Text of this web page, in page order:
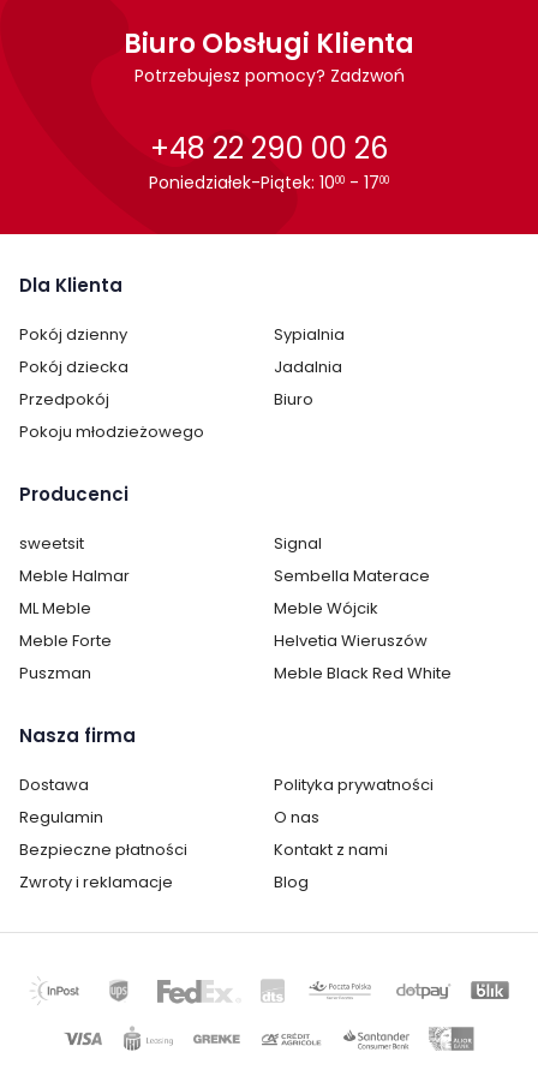
materiał - tkanina welurowa
szerokość fotela - 75 cm
wysokość fotela - 98 cm
30 dni na zwrot bez podania przyczyny
Wykonanie
wytrzymała tkanina welurowa
Montaż
Fotel Forest jest oryginalnie zapakowany w paczkach wraz z
instrukcją obsługi do samodzielnego montażu. Montaż trwa ok.
Inne kolory
Cechy charakterystyczne
Szerokość: 75 cm
Zagłówek: tak
Biuro Obsługi Klienta
Potrzebujesz pomocy? Zadzwoń
+48 22 290 00 26
Poniedziałek-Piątek: 1000 - 1700
Dla Klienta
Pokój dzienny
Sypialnia
Pokój dziecka
Jadalnia
Przedpokój
Biuro
Pokoju młodzieżowego
Producenci
sweetsit
Signal
Meble Halmar
Sembella Materace
ML Meble
Meble Wójcik
Meble Forte
Helvetia Wieruszów
Puszman
Meble Black Red White
Nasza firma
Dostawa
Polityka prywatności
Regulamin
O nas
Bezpieczne płatności
Kontakt z nami
Zwroty i reklamacje
Blog